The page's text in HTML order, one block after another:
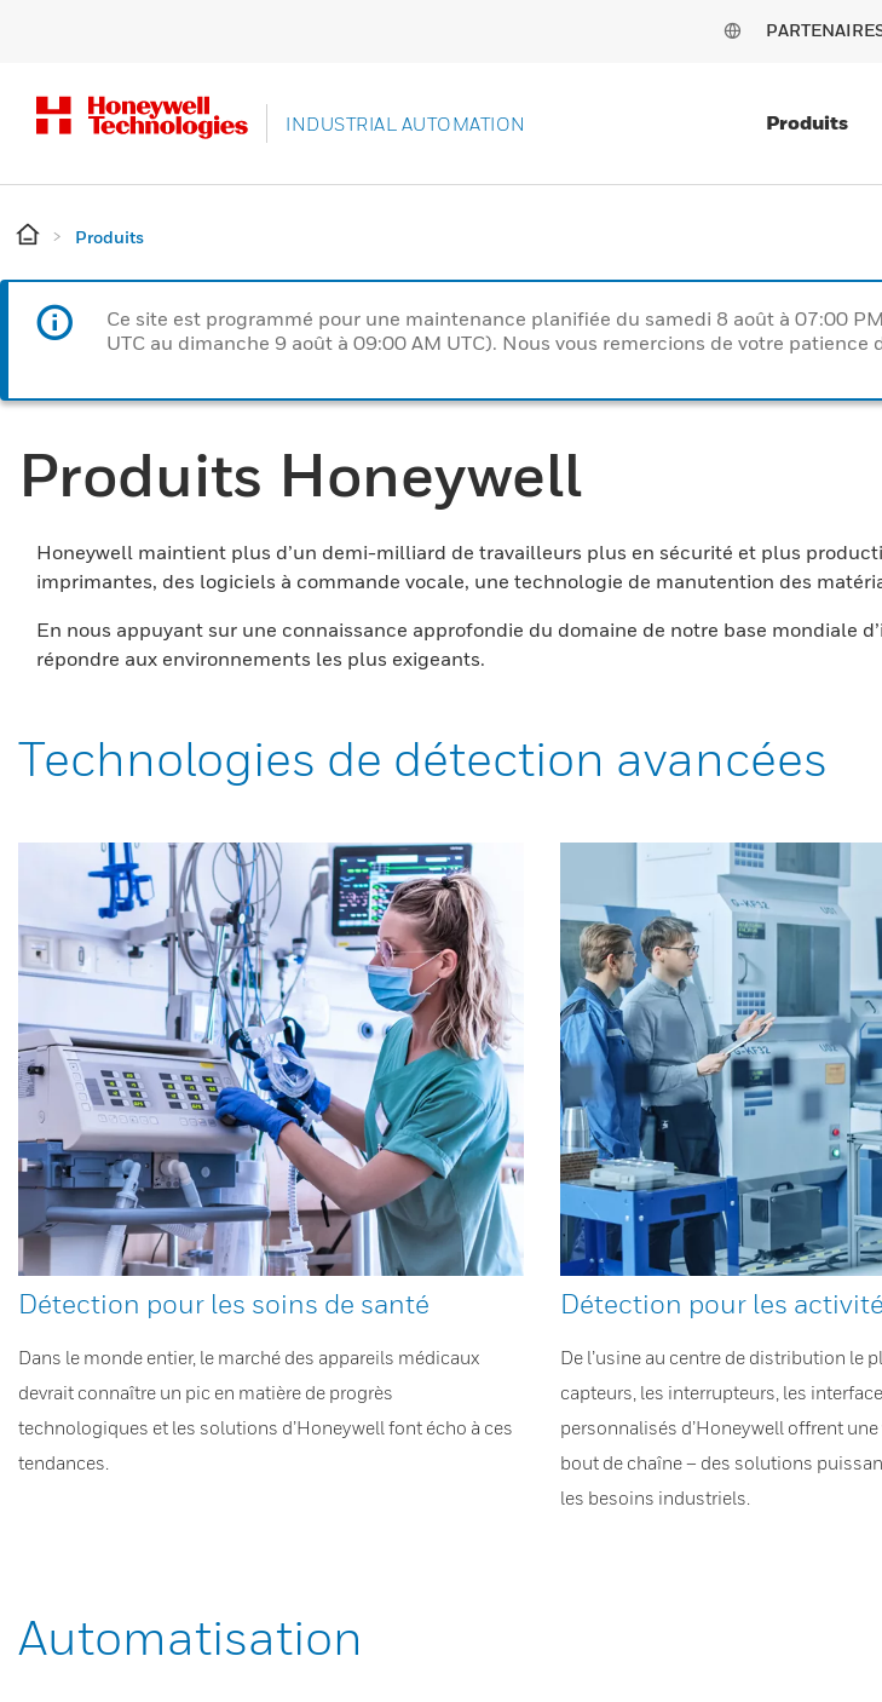
INDUSTRIAL AUTOMATION Produits
Produits
Ce site est programmé pour une maintenance planifiée du samedi 8 août à 07:00
UTC au dimanche 9 août à 09:00 AM UTC). Nous vous remercions de votre patience
Produits Honeywell
Honeywell maintient plus d’un demi-milliard de travailleurs plus en sécurité et plus
imprimantes, des logiciels à commande vocale, une technologie de manutention des
En nous appuyant sur une connaissance approfondie du domaine de notre base
répondre aux environnements les plus exigeants.
Technologies de détection avancées
Détection pour les soins de santé
Dans le monde entier, le marché des appareils médicaux
devrait connaître un pic en matière de progrès
technologiques et les solutions d’Honeywell font écho à ces
tendances.
Détection pour les
De l’usine au centre de distribution le
capteurs, les interrupteurs, les
personnalisés d’Honeywell offrent une
bout de chaîne – des solutions
les besoins industriels.
Automatisation